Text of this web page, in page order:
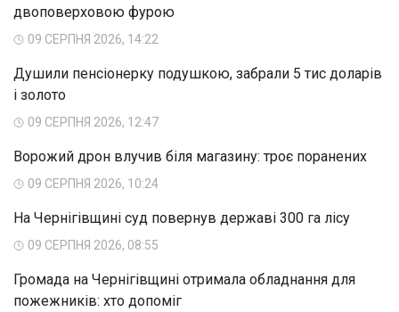
двоповерховою фурою
09 СЕРПНЯ 2026, 14:22
Душили пенсіонерку подушкою, забрали 5 тис доларів
і золото
09 СЕРПНЯ 2026, 12:47
Ворожий дрон влучив біля магазину: троє поранених
09 СЕРПНЯ 2026, 10:24
На Чернігівщині суд повернув державі 300 га лісу
09 СЕРПНЯ 2026, 08:55
Громада на Чернігівщині отримала обладнання для
пожежників: хто допоміг